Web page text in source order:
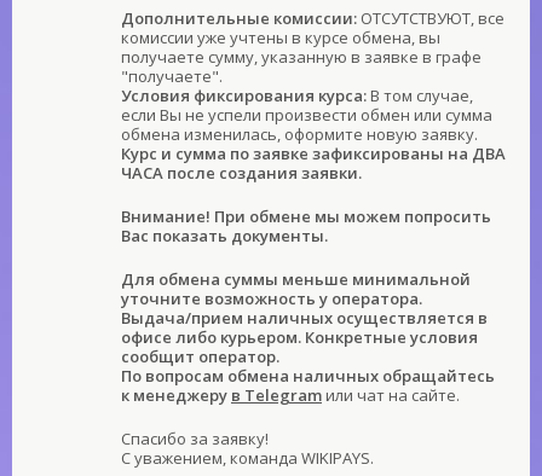
Дополнительные комиссии: ОТСУТСТВУЮТ, все
комиссии уже учтены в курсе обмена, вы
получаете сумму, указанную в заявке в графе
"получаете".
Условия фиксирования курса: В том случае,
если Вы не успели произвести обмен или сумма
обмена изменилась, оформите новую заявку.
Курс и сумма по заявке зафиксированы на ДВА
ЧАСА после создания заявки.
Внимание! При обмене мы можем попросить
Вас показать документы.
Для обмена суммы меньше минимальной
уточните возможность у оператора.
Выдача/прием наличных осуществляется в
офисе либо курьером. Конкретные условия
сообщит оператор.
По вопросам обмена наличных обращайтесь
к менеджеру в Telegram или чат на сайте.
Спасибо за заявку!
С уважением, команда WIKIPAYS.